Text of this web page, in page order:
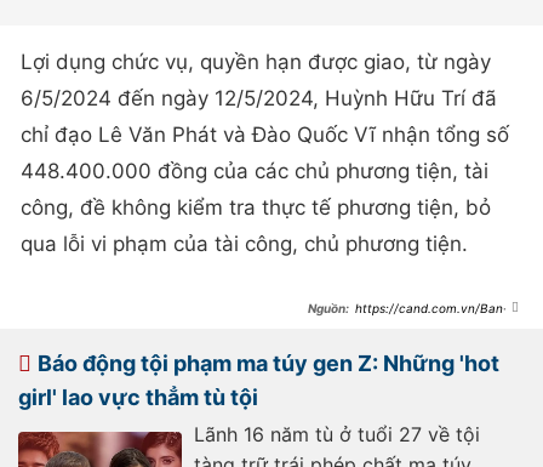
Lợi dụng chức vụ, quyền hạn được giao, từ ngày
6/5/2024 đến ngày 12/5/2024, Huỳnh Hữu Trí đã
chỉ đạo Lê Văn Phát và Đào Quốc Vĩ nhận tổng số
448.400.000 đồng của các chủ phương tiện, tài
công, đề không kiểm tra thực tế phương tiện, bỏ
qua lỗi vi phạm của tài công, chủ phương tiện.
https://cand.com.vn/Ban-
dong-pham-linh-an-i762603/
Báo động tội phạm ma túy gen Z: Những 'hot
girl' lao vực thẳm tù tội
Lãnh 16 năm tù ở tuổi 27 về tội